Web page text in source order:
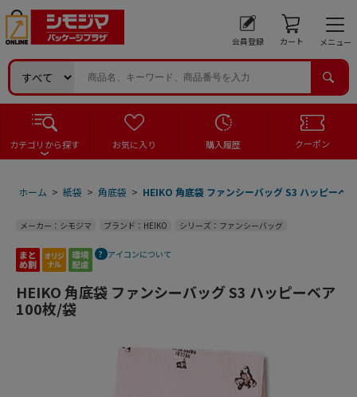
会員登録 カート メニュー
カテゴリから探す お気に入り 購入履歴 クーポン
ホーム > 紙袋 > 角底袋 > HEIKO 角底袋 ファンシーバッグ S3 ハッピーベ
メーカー：シモジマ ブランド：HEIKO シリーズ：ファンシーバッグ
アイコンについて
HEIKO 角底袋 ファンシーバッグ S3 ハッピーベア
100枚/袋